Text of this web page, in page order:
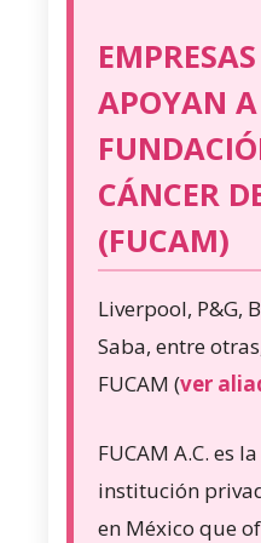
APOYAN
CÁNCER
(FUCAM)
Liverpool, P&G,
Saba, entre
FUCAM (ver
FUCAM A.C. es
institución
en México que